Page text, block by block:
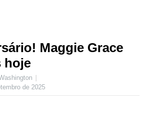
Maggie Grace
hoje
de 2025